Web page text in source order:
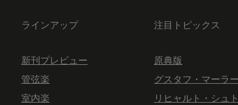
ラインアップ
新刊プレビュー
管弦楽
室内楽
注目トピックス
原典版
グスタフ・マーラー
リヒャルト・シュト